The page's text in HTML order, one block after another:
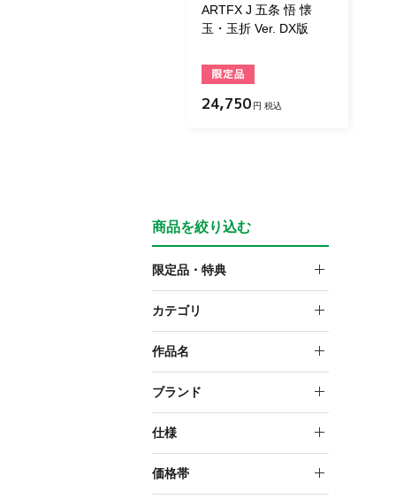
ARTFX J 五条 悟 懐
玉・玉折 Ver. DX版
24,750 円 税込
商品を絞り込む
限定品・特典
限定品
カテゴリ
スケールフィギュア
作品名
呪術廻戦
ブランド
仕様
塗装済み完成品フィギュア
価格帯